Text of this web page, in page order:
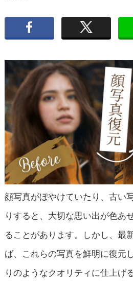
顔写真がぼやけていたり、古い
りすると、大切な思い出が色あ
ることがあります。しかし、最
ば、これらの写真を鮮明に復元
りのようなクオリティに仕上げ